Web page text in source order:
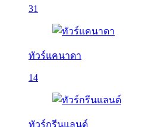
31
ทัวร์แคนาดา
14
ทัวร์กรีนแลนด์